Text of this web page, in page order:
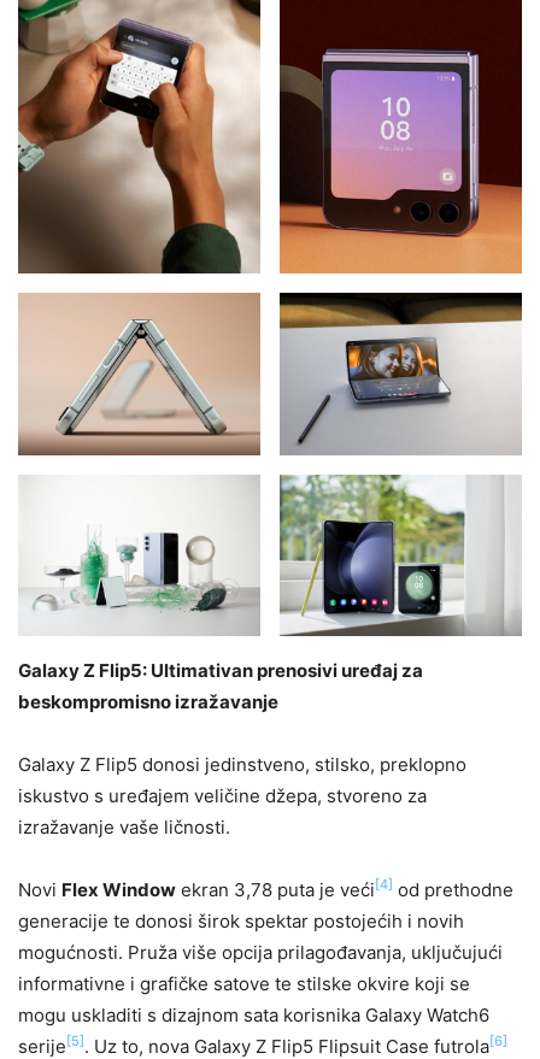
Galaxy Z Flip5: Ultimativan prenosivi uređaj za
beskompromisno izražavanje
Galaxy Z Flip5 donosi jedinstveno, stilsko, preklopno
iskustvo s uređajem veličine džepa, stvoreno za
izražavanje vaše ličnosti.
Novi Flex Window ekran 3,78 puta je veći [4] od prethodne
generacije te donosi širok spektar postojećih i novih
mogućnosti. Pruža više opcija prilagođavanja, uključujući
informativne i grafičke satove te stilske okvire koji se
mogu uskladiti s dizajnom sata korisnika Galaxy Watch6
serije [5] . Uz to, nova Galaxy Z Flip5 Flipsuit Case futrola[6]